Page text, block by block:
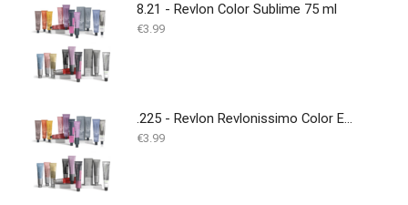
8.21 - Revlon Color Sublime 75 ml
€3.99
.225 - Revlon Revlonissimo Color Excel Gloss 70 ml
€3.99